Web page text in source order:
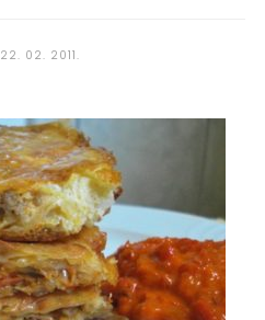
22. 02. 2011.